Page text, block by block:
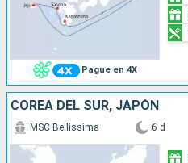
Pague en 4X
COREA DEL SUR, JAPÓN
MSC Bellissima 6 d